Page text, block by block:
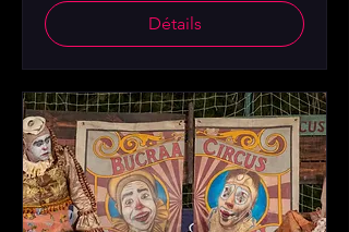
Détails